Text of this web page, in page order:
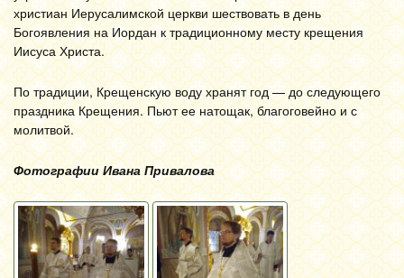
христиан Иерусалимской церкви шествовать в день
Богоявления на Иордан к традиционному месту крещения
Иисуса Христа.
По традиции, Крещенскую воду хранят год — до следующего
праздника Крещения. Пьют ее натощак, благоговейно и с
молитвой.
Фотографии Ивана Привалова